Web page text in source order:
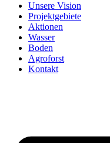
Unsere Vision
Projektgebiete
Aktionen
Wasser
Boden
Agroforst
Kontakt